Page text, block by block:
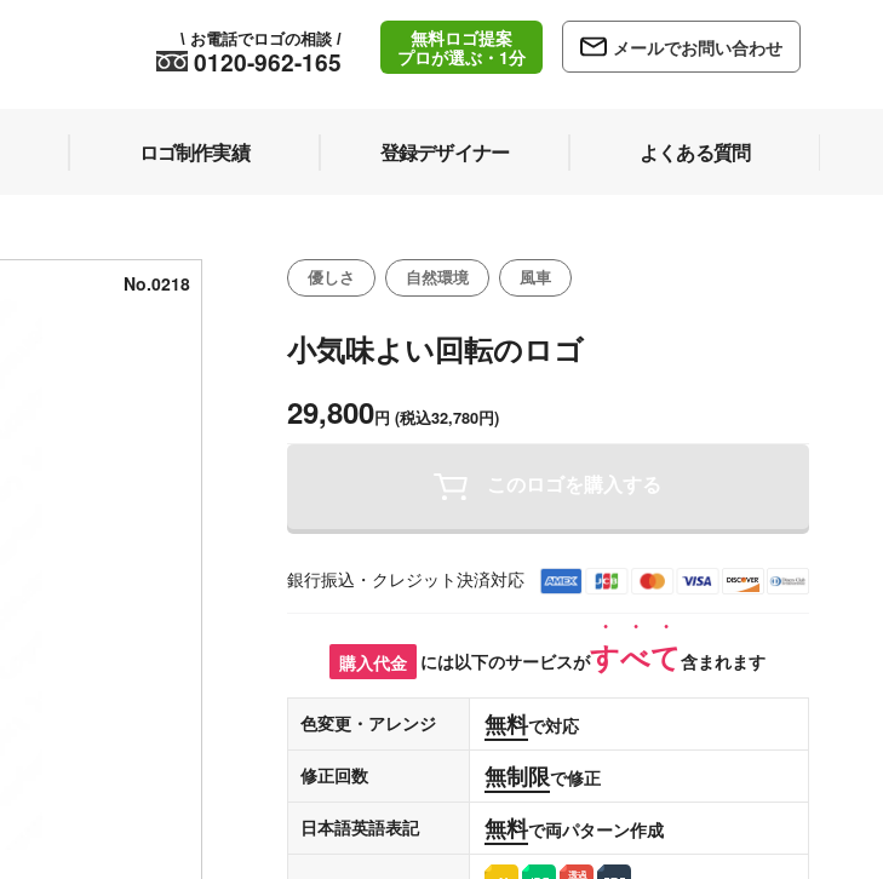
0120-962-165
\ お電話でロゴの相談 /
無料ロゴ提案
プロが選ぶ・1分
メールでお問い合わせ
ロゴ制作実績 登録デザイナー よくある質問
No.0218 優しさ 自然環境 風車
小気味よい回転のロゴ
29,800円 (税込32,780円)
このロゴを購入する
銀行振込・クレジット決済対応
購入代金 には以下のサービスがすべて含まれます
色変更・アレンジ 無料で対応
修正回数 無制限で修正
日本語英語表記 無料で両パターン作成